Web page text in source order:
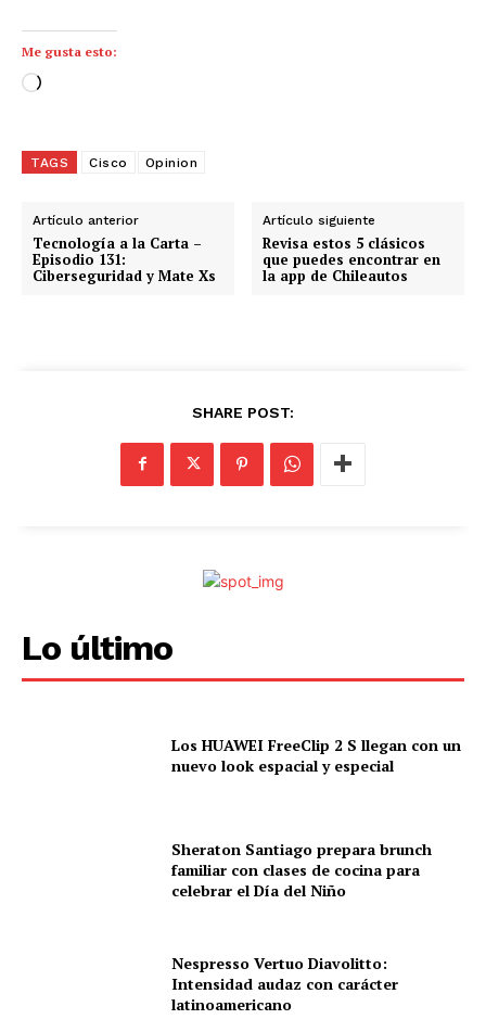
Me gusta esto:
C
g
n
d
o
TAGS Cisco Opinion
Artículo anterior
Tecnología a la Carta –
Episodio 131:
Ciberseguridad y Mate Xs
Artículo siguiente
Revisa estos 5 clásicos
que puedes encontrar en
la app de Chileautos
SHARE POST:
Lo último
Los HUAWEI FreeClip 2 S llegan con un
nuevo look espacial y especial
Sheraton Santiago prepara brunch
familiar con clases de cocina para
celebrar el Día del Niño
Nespresso Vertuo Diavolitto:
Intensidad audaz con carácter
latinoamericano